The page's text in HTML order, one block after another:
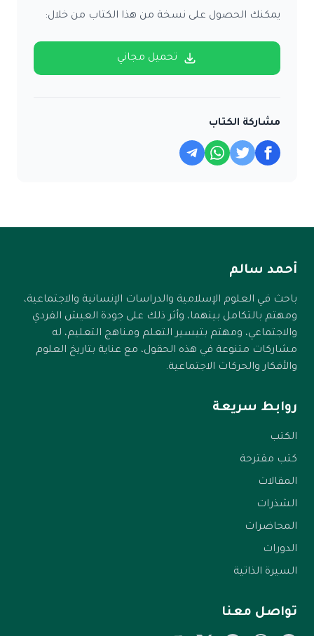
يمكنك الحصول على نسخة من هذا الكتاب من خلال:
تحميل مجاني
مشاركة الكتاب
أحمد سالم
باحث في العلوم الإسلامية والدراسات الإنسانية والاجتماعية،
ومهتم بالتكامل بينهما، وأثر ذلك على جودة العيش الفردي
والاجتماعي، ومهتم بتيسير التعلم ومناهج التعليم، له
مشاركات متنوعة في هذه الحقول، مع عناية بتاريخ العلوم
والأفكار والحركات الاجتماعية.
روابط سريعة
الكتب
كتب مقترحة
المقالات
الشذرات
المحاضرات
الدورات
السيرة الذاتية
تواصل معنا